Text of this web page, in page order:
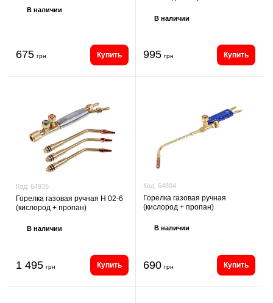
В наличии
675 грн Купить
В наличии
995 грн Купить
Код: 64935
Горелка газовая ручная H 02-6
(кислород + пропан)
В наличии
1 495 грн Купить
Код: 64894
Горелка газовая ручная
(кислород + пропан)
В наличии
690 грн Купить